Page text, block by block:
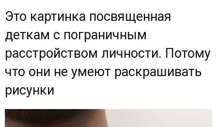
Это картинка посвященная
деткам с пограничным
расстройством личности. Потому
что они не умеют раскрашивать
рисунки